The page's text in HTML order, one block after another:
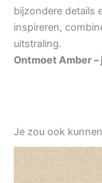
bijzondere details
inspireren,
uitstraling.
Ontmoet Amber
Je zou ook